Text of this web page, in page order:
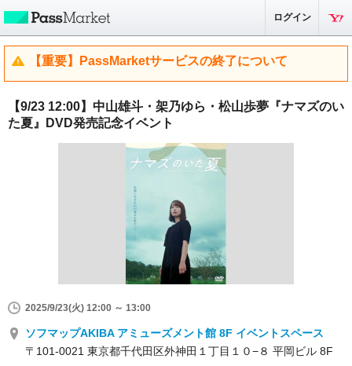
ログイン
【重要】PassMarketサービスの終了について
【9/23 12:00】中山雄斗・架乃ゆら・松山歩夢『ナマズのい
た夏』DVD発売記念イベント
2025/9/23(火) 12:00 ～ 13:00
ソフマップAKIBA アミューズメント館 8F イベントスペース
〒101-0021 東京都千代田区外神田１丁目１０−８ 平岡ビル 8F